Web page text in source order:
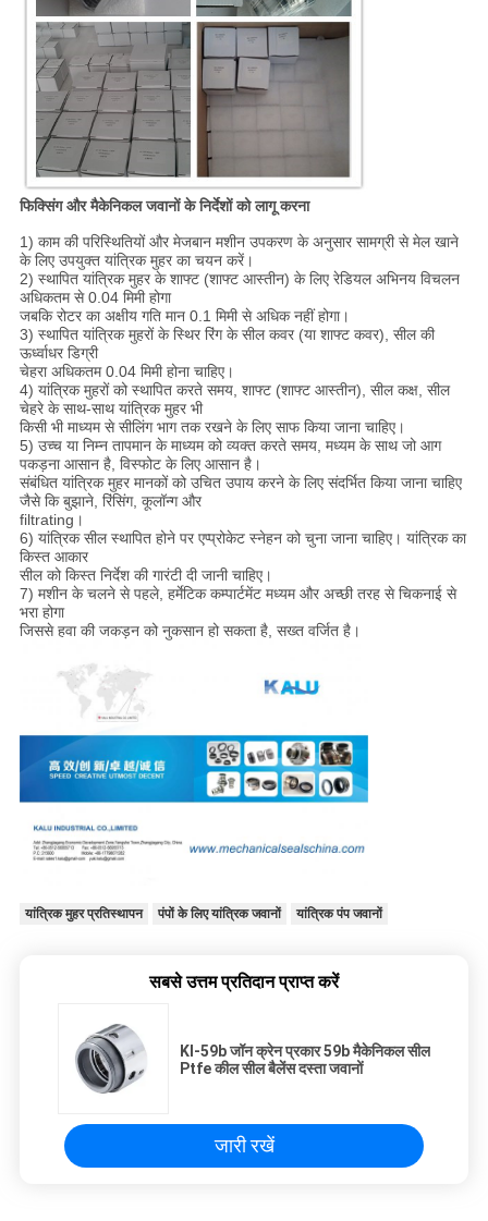
फिक्सिंग और मैकेनिकल जवानों के निर्देशों को लागू करना
1) काम की परिस्थितियों और मेजबान मशीन उपकरण के अनुसार सामग्री से मेल खाने
के लिए उपयुक्त यांत्रिक मुहर का चयन करें।
2) स्थापित यांत्रिक मुहर के शाफ्ट (शाफ्ट आस्तीन) के लिए रेडियल अभिनय विचलन
अधिकतम से 0.04 मिमी होगा
जबकि रोटर का अक्षीय गति मान 0.1 मिमी से अधिक नहीं होगा।
3) स्थापित यांत्रिक मुहरों के स्थिर रिंग के सील कवर (या शाफ्ट कवर), सील की
ऊर्ध्वाधर डिग्री
चेहरा अधिकतम 0.04 मिमी होना चाहिए।
4) यांत्रिक मुहरों को स्थापित करते समय, शाफ्ट (शाफ्ट आस्तीन), सील कक्ष, सील
चेहरे के साथ-साथ यांत्रिक मुहर भी
किसी भी माध्यम से सीलिंग भाग तक रखने के लिए साफ किया जाना चाहिए।
5) उच्च या निम्न तापमान के माध्यम को व्यक्त करते समय, मध्यम के साथ जो आग
पकड़ना आसान है, विस्फोट के लिए आसान है।
संबंधित यांत्रिक मुहर मानकों को उचित उपाय करने के लिए संदर्भित किया जाना चाहिए
जैसे कि बुझाने, रिंसिंग, कूलॉन्ग और
filtrating।
6) यांत्रिक सील स्थापित होने पर एप्प्रोकेट स्नेहन को चुना जाना चाहिए। यांत्रिक का
किस्त आकार
सील को किस्त निर्देश की गारंटी दी जानी चाहिए।
7) मशीन के चलने से पहले, हर्मेटिक कम्पार्टमेंट मध्यम और अच्छी तरह से चिकनाई से
भरा होगा
जिससे हवा की जकड़न को नुकसान हो सकता है, सख्त वर्जित है।
यांत्रिक मुहर प्रतिस्थापन पंपों के लिए यांत्रिक जवानों यांत्रिक पंप जवानों
सबसे उत्तम प्रतिदान प्राप्त करें
Kl-59b जॉन क्रेन प्रकार 59b मैकेनिकल सील
Ptfe कील सील बैलेंस दस्ता जवानों
जारी रखें